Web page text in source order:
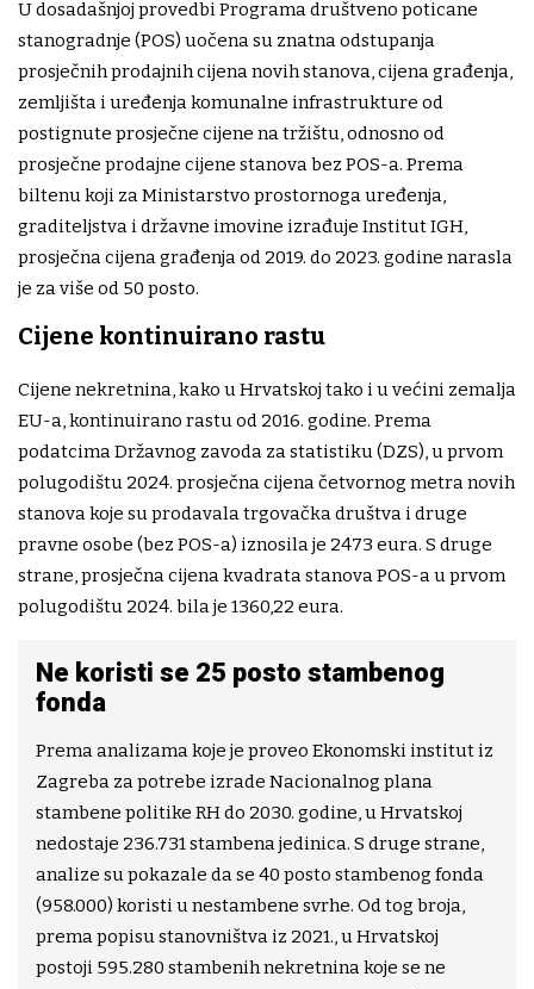
U dosadašnjoj provedbi Programa društveno poticane
stanogradnje (POS) uočena su znatna odstupanja
prosječnih prodajnih cijena novih stanova, cijena građenja,
zemljišta i uređenja komunalne infrastrukture od
postignute prosječne cijene na tržištu, odnosno od
prosječne prodajne cijene stanova bez POS-a. Prema
biltenu koji za Ministarstvo prostornoga uređenja,
graditeljstva i državne imovine izrađuje Institut IGH,
prosječna cijena građenja od 2019. do 2023. godine narasla
je za više od 50 posto.
Cijene kontinuirano rastu
Cijene nekretnina, kako u Hrvatskoj tako i u većini zemalja
EU-a, kontinuirano rastu od 2016. godine. Prema
podatcima Državnog zavoda za statistiku (DZS), u prvom
polugodištu 2024. prosječna cijena četvornog metra novih
stanova koje su prodavala trgovačka društva i druge
pravne osobe (bez POS-a) iznosila je 2473 eura. S druge
strane, prosječna cijena kvadrata stanova POS-a u prvom
polugodištu 2024. bila je 1360,22 eura.
Ne koristi se 25 posto stambenog
fonda
Prema analizama koje je proveo Ekonomski institut iz
Zagreba za potrebe izrade Nacionalnog plana
stambene politike RH do 2030. godine, u Hrvatskoj
nedostaje 236.731 stambena jedinica. S druge strane,
analize su pokazale da se 40 posto stambenog fonda
(958.000) koristi u nestambene svrhe. Od tog broja,
prema popisu stanovništva iz 2021., u Hrvatskoj
postoji 595.280 stambenih nekretnina koje se ne